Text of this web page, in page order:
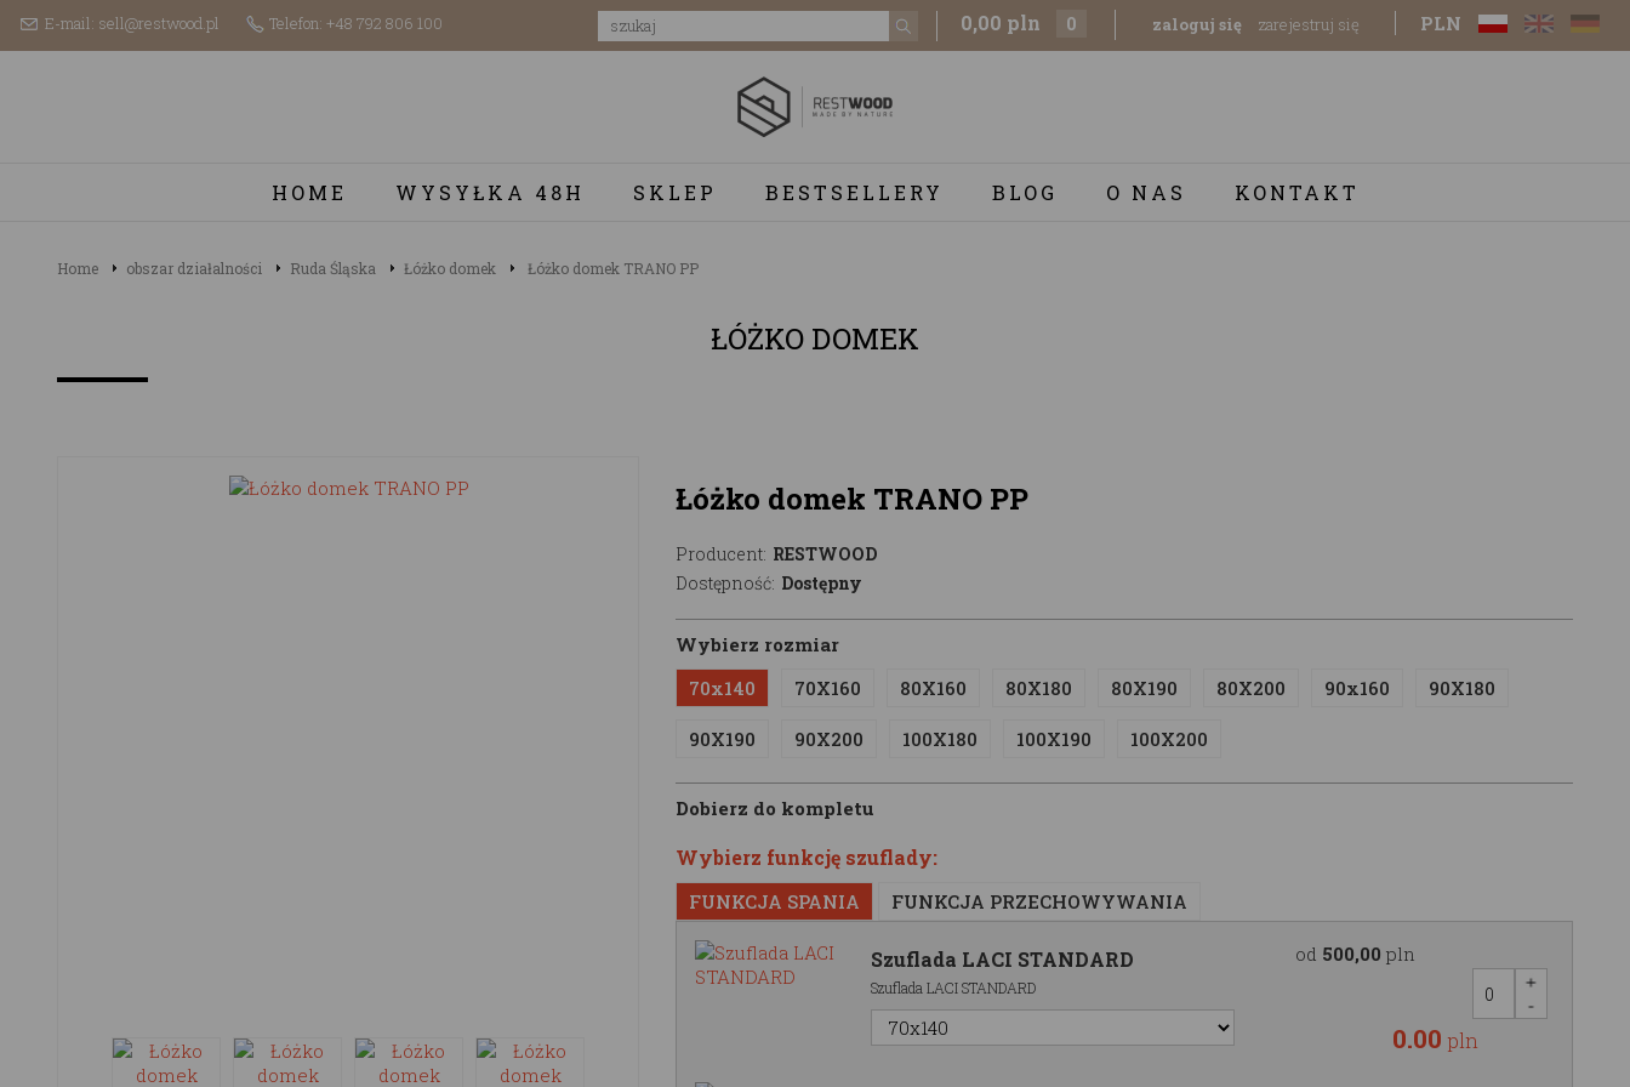
E-mail: sell@restwood.pl Telefon: +48 792 806 100 0,00 pln 0 zaloguj się zarejestruj się PLN
HOME WYSYŁKA 48H SKLEP BESTSELLERY BLOG O NAS KONTAKT
Home obszar działalności Ruda Śląska Łóżko domek Łóżko domek TRANO PP
ŁÓŻKO DOMEK
Łóżko domek TRANO PP
Producent: RESTWOOD
Dostępność: Dostępny
Wybierz rozmiar
70x140
70X160 80X160 80X180 80X190 80X200 90x160 90X180
90X190 90X200 100X180 100X190 100X200
Dobierz do kompletu
Wybierz funkcję szuflady:
FUNKCJA SPANIA FUNKCJA PRZECHOWYWANIA
Szuflada LACI STANDARD
Szuflada LACI STANDARD
od 500,00 pln
0.00 pln